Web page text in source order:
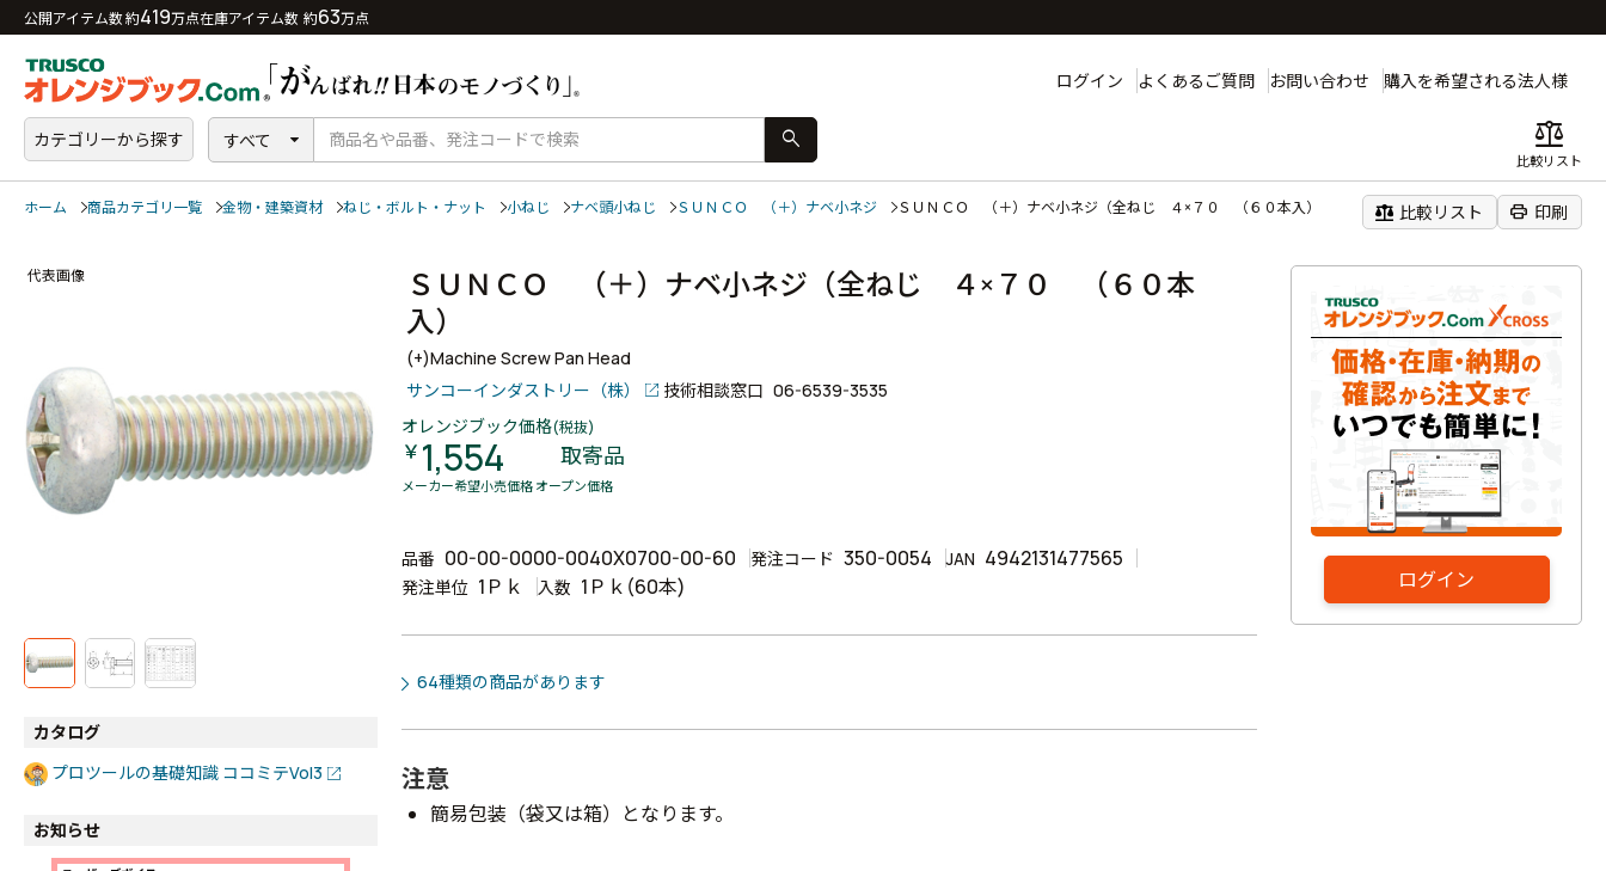
公開アイテム数 約419万点在庫アイテム数 約63万点
ログイン よくあるご質問 お問い合わせ 購入を希望される法人様
カテゴリーから探す すべて search balance
比較リスト
ホーム 商品カテゴリ一覧 金物・建築資材 ねじ・ボルト・ナット 小ねじ ナベ頭小ねじ ＳＵＮＣＯ （＋）ナベ小ネジ ＳＵＮＣＯ （＋）ナベ小ネジ（全ねじ ４×７０ （６０本入） balance 比較リスト print 印刷
ログイン
代表画像
カタログ
プロツールの基礎知識 ココミテVol3
お知らせ
ＳＵＮＣＯ （＋）ナベ小ネジ（全ねじ ４×７０ （６０本
入）
(+)Machine Screw Pan Head
サンコーインダストリー（株）
技術相談窓口 06-6539-3535
オレンジブック価格(税抜)
￥ 1,554 取寄品
メーカー希望小売価格 オープン価格
品番 00-00-0000-0040X0700-00-60 発注コード 350-0054 JAN 4942131477565
発注単位 1Ｐｋ 入数 1Ｐｋ(60本)
64種類の商品があります
注意
簡易包装（袋又は箱）となります。